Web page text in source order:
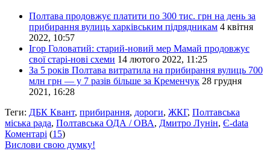
Полтава продовжує платити по 300 тис. грн на день за
прибирання вулиць харківським підрядникам 4 квітня
2022, 10:57
Ігор Головатий: старий-новий мер Мамай продовжує
свої старі-нові схеми 14 лютого 2022, 11:25
За 5 років Полтава витратила на прибирання вулиць 700
млн грн — у 7 разів більше за Кременчук 28 грудня
2021, 16:28
Теги: ДБК Квант, прибирання, дороги, ЖКГ, Полтавська
міська рада, Полтавська ОДА / ОВА, Дмитро Лунін, Є-data
Коментарі (15)
Вислови свою думку!